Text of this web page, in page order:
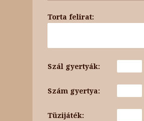
Torta felirat:
Szál gyertyák:
Szám gyertya:
Tüzijáték: